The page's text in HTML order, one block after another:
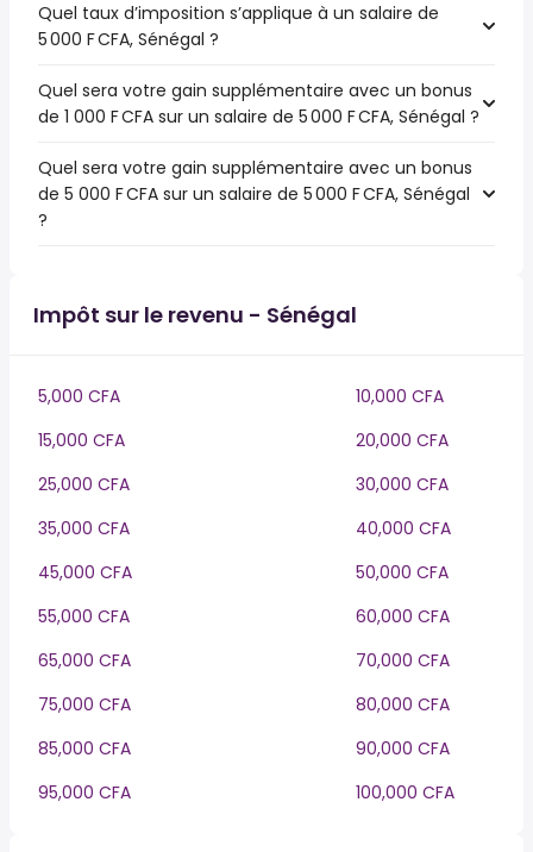
Quel taux d’imposition s’applique à un salaire de
5 000 F CFA, Sénégal ?
Quel sera votre gain supplémentaire avec un bonus
de 1 000 F CFA sur un salaire de 5 000 F CFA, Sénégal ?
Quel sera votre gain supplémentaire avec un bonus
de 5 000 F CFA sur un salaire de 5 000 F CFA, Sénégal
?
Impôt sur le revenu - Sénégal
5,000 CFA
10,000 CFA
15,000 CFA
20,000 CFA
25,000 CFA
30,000 CFA
35,000 CFA
40,000 CFA
45,000 CFA
50,000 CFA
55,000 CFA
60,000 CFA
65,000 CFA
70,000 CFA
75,000 CFA
80,000 CFA
85,000 CFA
90,000 CFA
95,000 CFA
100,000 CFA